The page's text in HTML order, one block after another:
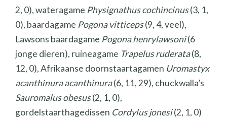
2, 0), wateragame Physignathus cochincinus(3, 1,
0), baardagame Pogona vitticeps(9, 4, veel),
Lawsons baardagame Pogona henrylawsoni(6
jonge dieren), ruineagame Trapelus ruderata(8,
12, 0), Afrikaanse doornstaartagamen Uromastyx
acanthinura acanthinura(6, 11, 29), chuckwalla’s
Sauromalus obesus(2, 1, 0),
gordelstaarthagedissen Cordylus jonesi(2, 1, 0)